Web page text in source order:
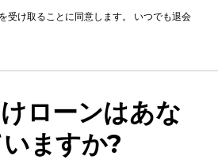
受け取ることに同意します。 いつでも退会
ローンはあな
ますか?